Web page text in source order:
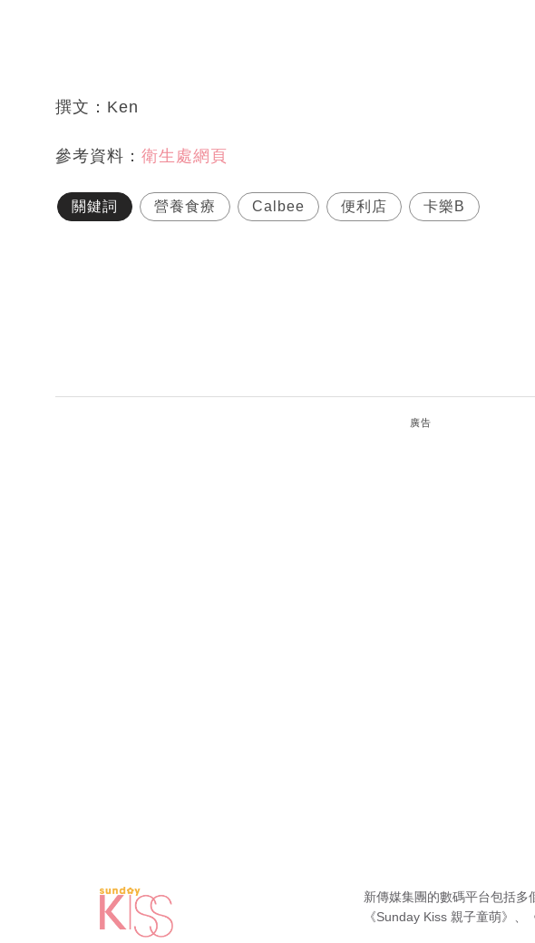
撰文：Ken
參考資料： 衛生處網頁
關鍵詞 營養食療 Calbee 便利店 卡樂B
廣告
新傳媒集團的數碼平台包括多
《Sunday Kiss 親子童萌》